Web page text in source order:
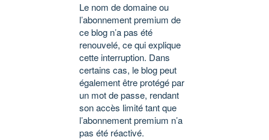
Le nom de domaine ou
l’abonnement premium de
ce blog n’a pas été
renouvelé, ce qui explique
cette interruption. Dans
certains cas, le blog peut
également être protégé par
un mot de passe, rendant
son accès limité tant que
l’abonnement premium n’a
pas été réactivé.